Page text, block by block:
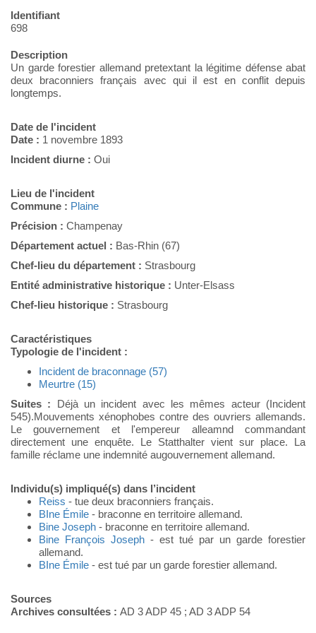
Identifiant
698
Description
Un garde forestier allemand pretextant la légitime défense abat
deux braconniers français avec qui il est en conflit depuis
longtemps.
Date de l'incident
Date : 1 novembre 1893
Incident diurne : Oui
Lieu de l'incident
Commune : Plaine
Précision : Champenay
Département actuel : Bas-Rhin (67)
Chef-lieu du département : Strasbourg
Entité administrative historique : Unter-Elsass
Chef-lieu historique : Strasbourg
Caractéristiques
Typologie de l'incident :
Incident de braconnage (57)
Meurtre (15)
Suites :
Déjà un incident avec les mêmes acteur (Incident
545).Mouvements xénophobes contre des ouvriers allemands.
Le gouvernement et l'empereur alleamnd commandant
directement une enquête. Le Statthalter vient sur place. La
famille réclame une indemnité augouvernement allemand.
Individu(s) impliqué(s) dans l’incident
Reiss - tue deux braconniers français.
BIne Émile - braconne en territoire allemand.
Bine Joseph - braconne en territoire allemand.
Bine François Joseph - est tué par un garde forestier
allemand.
BIne Émile - est tué par un garde forestier allemand.
Sources
Archives consultées : AD 3 ADP 45 ; AD 3 ADP 54